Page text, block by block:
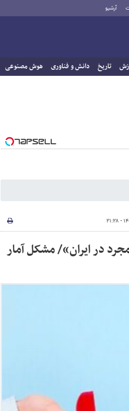
آرشیو
تاریخ دانش و فناوری هوش مصنوعی
فکت‌چک «۱۸ میلیون مجرد در ایران»/ مشکل آمار